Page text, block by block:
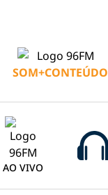
SOM+CONTEÚDO
AO VIVO